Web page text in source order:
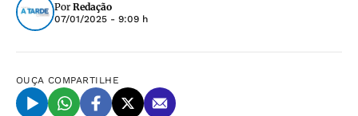
Por Redação
07/01/2025 - 9:09 h
OUÇA COMPARTILHE